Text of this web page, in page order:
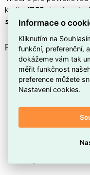
krytím IP20 , dodávané
stmívatelnéa jeho
PROČ SI VYBRAT
Barva tělesa je
Svítidlo nabízí
4000 K a 6000 K
Přední stupeň
Informace o
Kliknutím na
funkční, preferenční,
dokážeme vám tak
měřit funkčnost
preference můžete
Nastavení cookies.